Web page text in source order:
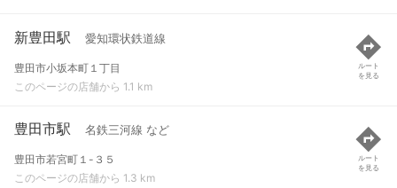
新豊田駅 愛知環状鉄道線
豊田市小坂本町１丁目
このページの店舗から 1.1 km
ルート
を見る
豊田市駅 名鉄三河線 など
豊田市若宮町１-３５
このページの店舗から 1.3 km
ルート
を見る